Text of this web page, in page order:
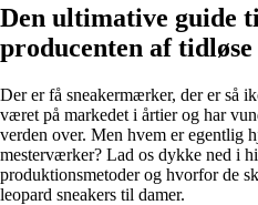
Den ultimative guide
producenten af
Der er få sneakermærker, der er så
været på markedet i årtier og har
verden over. Men hvem er egentlig
mesterværker? Lad os dykke ned i
produktionsmetoder og hvorfor de
leopard sneakers til damer.